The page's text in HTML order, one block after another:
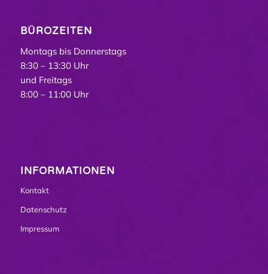
BÜROZEITEN
Montags bis Donnerstags
8:30 – 13:30 Uhr
und Freitags
8:00 – 11:00 Uhr
INFORMATIONEN
Kontakt
Datenschutz
Impressum